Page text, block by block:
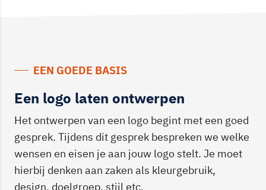
EEN GOEDE BASIS
Een logo laten ontwerpen
Het ontwerpen van een logo begint met een goed
gesprek. Tijdens dit gesprek bespreken we welke
wensen en eisen je aan jouw logo stelt. Je moet
hierbij denken aan zaken als kleurgebruik,
design, doelgroep, stijl etc.